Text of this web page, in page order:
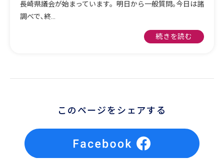
長崎県議会が始まっています。明日から一般質問｡今日は諸
調べで､終…
続きを読む
このページをシェアする